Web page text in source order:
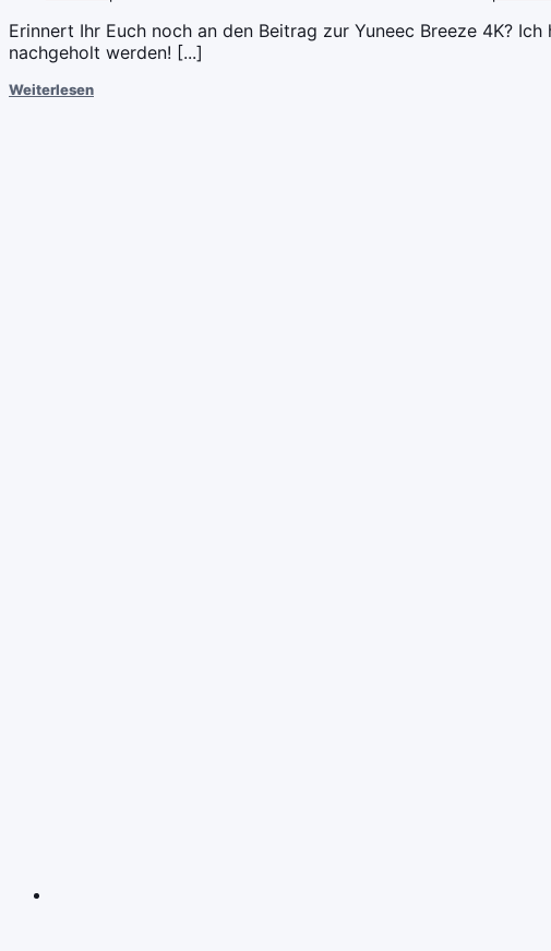
Erinnert Ihr Euch noch an den Beitrag zur Yuneec Breeze 4K?
nachgeholt werden! [...]
Weiterlesen